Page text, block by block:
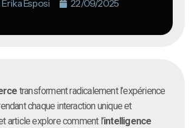
Erika Esposi 22/09/2025
transforment radicalement l’expérience
chaque interaction unique et
article explore comment l’intelligence